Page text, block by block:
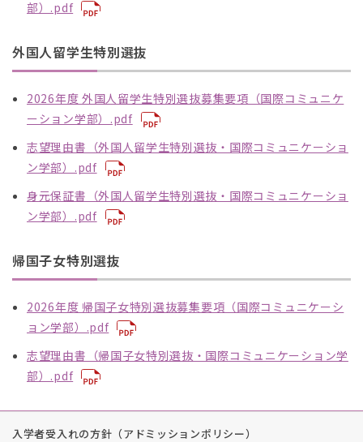
部）.pdf
外国人留学生特別選抜
2026年度 外国人留学生特別選抜募集要項（国際コミュニケ
ーション学部）.pdf
志望理由書（外国人留学生特別選抜・国際コミュニケーショ
ン学部）.pdf
身元保証書（外国人留学生特別選抜・国際コミュニケーショ
ン学部）.pdf
帰国子女特別選抜
2026年度 帰国子女特別選抜募集要項（国際コミュニケーシ
ョン学部）.pdf
志望理由書（帰国子女特別選抜・国際コミュニケーション学
部）.pdf
入学者受入れの方針（アドミッションポリシー）